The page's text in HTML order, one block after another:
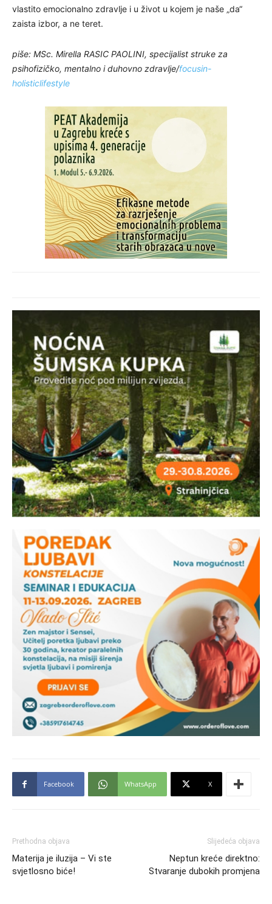
vlastito emocionalno zdravlje i u život u kojem je naše „da“
zaista izbor, a ne teret.
piše: MSc. Mirella RASIC PAOLINI, specijalist struke za
psihofizičko, mentalno i duhovno zdravlje/focusin-
holisticlifestyle
Facebook WhatsApp X
Prethodna objava
Materija je iluzija – Vi ste
svjetlosno biće!
Slijedeća objava
Neptun kreće direktno:
Stvaranje dubokih promjena